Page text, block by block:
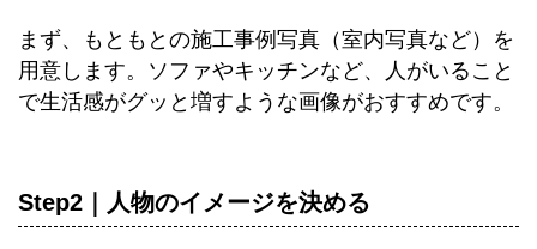
まず、もともとの施工事例写真（室内写真など）を
用意します。ソファやキッチンなど、人がいること
で生活感がグッと増すような画像がおすすめです。
Step2｜人物のイメージを決める